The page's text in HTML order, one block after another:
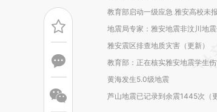
教育部启动一级应急 雅安高校未
地震局专家：雅安地震非汶川地
雅安震区排查地质灾害（更新）
教育部：正在核实雅安地震学生伤
黄海发生5.0级地震
芦山地震已记录到余震1445次（更